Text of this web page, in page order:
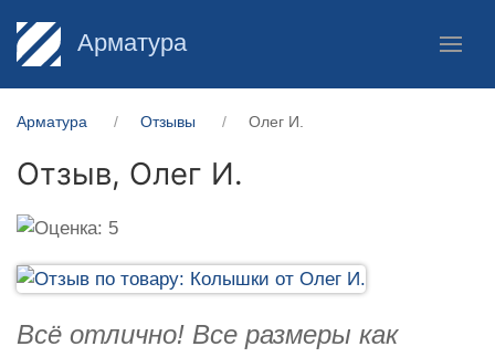
Арматура
Арматура Отзывы Олег И.
Отзыв, Олег И.
Всё отлично! Все размеры как